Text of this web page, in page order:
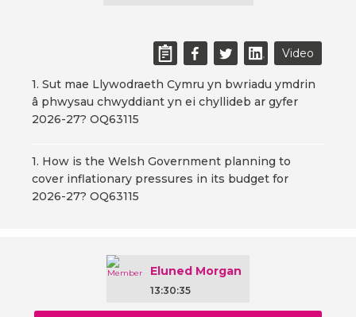
Video
1. Sut mae Llywodraeth Cymru yn bwriadu ymdrin
â phwysau chwyddiant yn ei chyllideb ar gyfer
2026-27? OQ63115
1. How is the Welsh Government planning to
cover inflationary pressures in its budget for
2026-27? OQ63115
Eluned Morgan
13:30:35